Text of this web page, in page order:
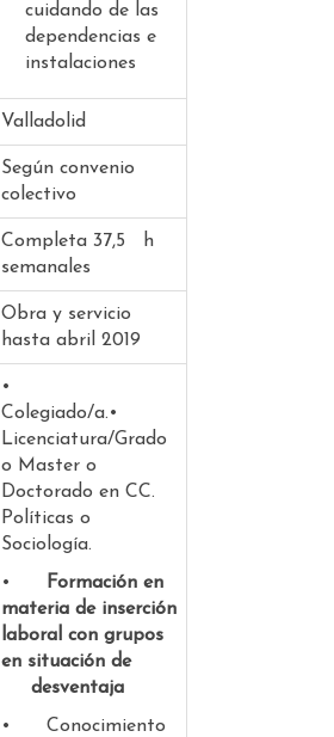
cuidando de las
dependencias e
instalaciones
Valladolid
Según convenio
colectivo
Completa 37,5 h
semanales
Obra y servicio
hasta abril 2019
•
Colegiado/a.•
Licenciatura/Grado
o Master o
Doctorado en CC.
Políticas o
Sociología.
•
Formación en
materia de inserción
laboral con grupos
en situación de
desventaja
• Conocimiento